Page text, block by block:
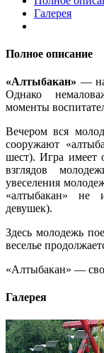
Галерея
Полное описание
«Алтыбакан» —
Однако
моменты
Вечером вся
сооружают
шест). Игра имеет
взглядов
увеселения
«алтыбакан» не
девушек).
Здесь молодежь
веселье
«Алтыбакан» —
Галерея